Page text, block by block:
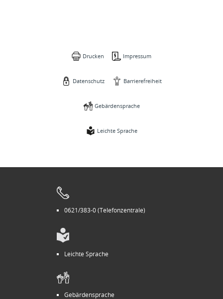
Drucken Impressum
Datenschutz Barrierefreiheit
Gebärdensprache
Leichte Sprache
0621/383-0 (Telefonzentrale)
Leichte Sprache
Gebärdensprache